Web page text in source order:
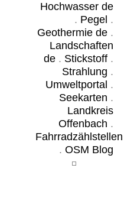
Hochwasser de
. Pegel .
Geothermie de.
Landschaften
de. Stickstoff.
Strahlung .
Umweltportal .
Seekarten .
Landkreis
Offenbach .
Fahrradzählstellen
. OSM Blog